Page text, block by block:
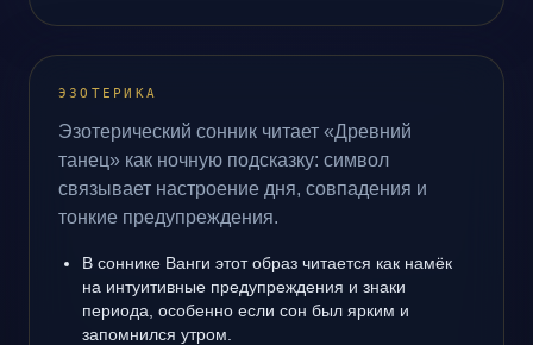
ЭЗОТЕРИКА
Эзотерический сонник читает «Древний
танец» как ночную подсказку: символ
связывает настроение дня, совпадения и
тонкие предупреждения.
В соннике Ванги этот образ читается как намёк
на интуитивные предупреждения и знаки
периода, особенно если сон был ярким и
запомнился утром.